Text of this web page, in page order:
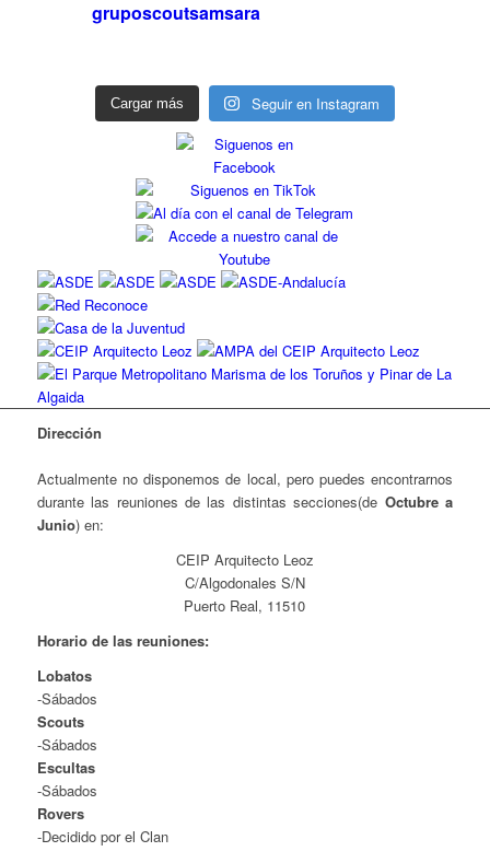
gruposcoutsamsara
Cargar más Seguir en Instagram
Dirección
Actualmente no disponemos de local, pero puedes encontrarnos
durante las reuniones de las distintas secciones(de Octubre a
Junio) en:
CEIP Arquitecto Leoz
C/Algodonales S/N
Puerto Real, 11510
Horario de las reuniones:
Lobatos
-Sábados
Scouts
-Sábados
Escultas
-Sábados
Rovers
-Decidido por el Clan